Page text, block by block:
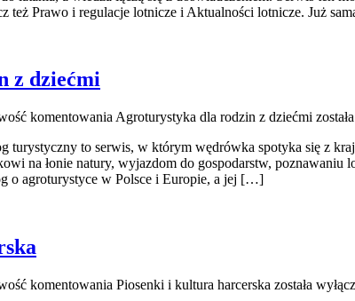
też Prawo i regulacje lotnicze i Aktualności lotnicze. Już
z dziećmi
komentowania Agroturystyka dla rodzin z dziećmi
turystyczny to serwis, w którym wędrówka spotyka się z
na łonie natury, wyjazdom do gospodarstw,
o agroturystyce w Polsce i Europie, a jej […]
komentowania Piosenki i kultura harcerska została